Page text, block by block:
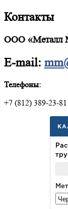
Контакты
ООО «Металл
E-mail:
Телефоны:
+7 (812) 389-23-81